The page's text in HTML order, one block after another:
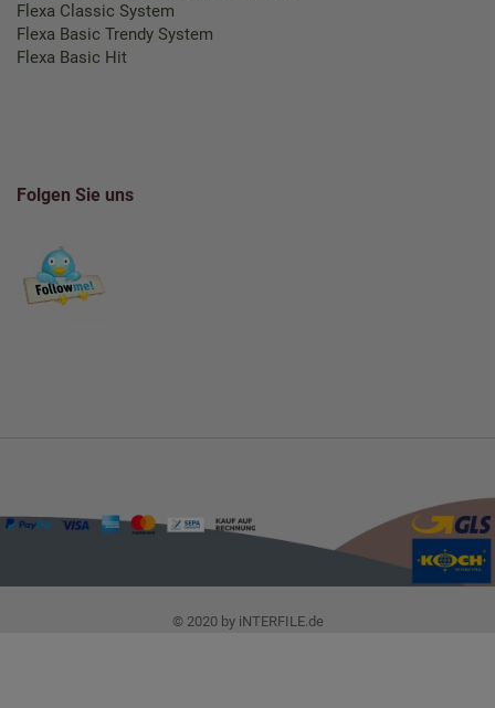
Flexa Classic System
Flexa Basic Trendy System
Flexa Basic Hit
Folgen Sie uns
© 2020 by iNTERFILE.de